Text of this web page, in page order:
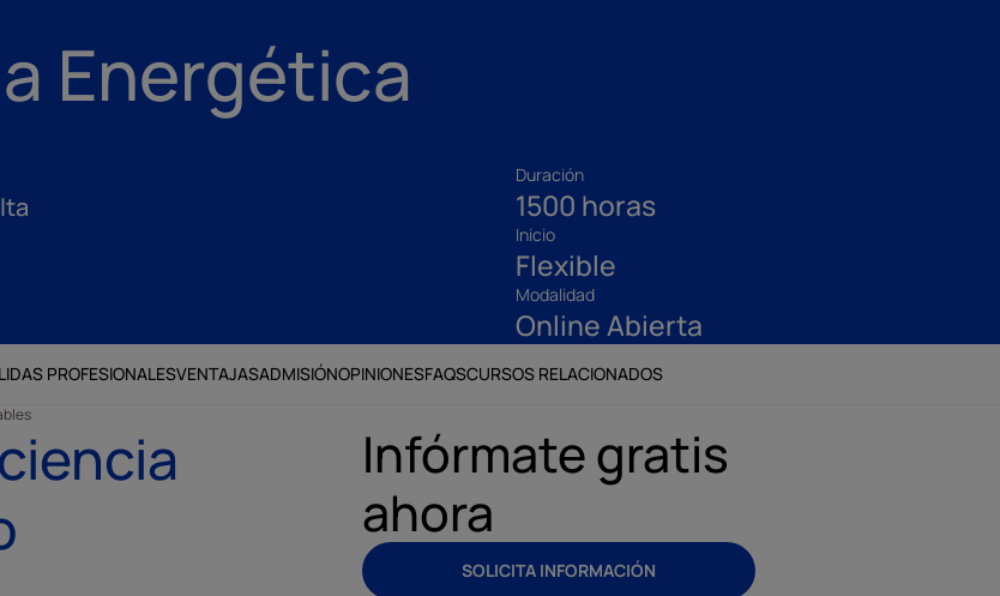
Energética
Duración
1500 horas
Inicio
Flexible
Modalidad
Online Abierta
PROFESIONALESVENTAJASADMISIÓNOPINIONESFAQSCURSOS RELACIONADOS
Infórmate gratis
ahora
SOLICITA INFORMACIÓN